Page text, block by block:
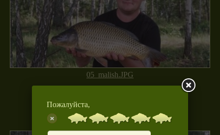
05_malish.JPG
Пожалуйста,